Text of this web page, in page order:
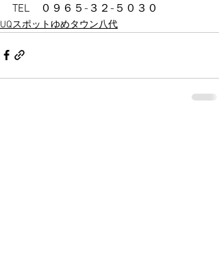
TEL　０９６５-３２-５０３０
UQスポットゆめタウン八代